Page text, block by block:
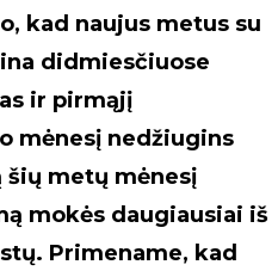
kad naujus metus su
didmiesčiuose
ir pirmąjį
mėnesį nedžiugins
metų mėnesį
mokės daugiausiai iš
Primename, kad